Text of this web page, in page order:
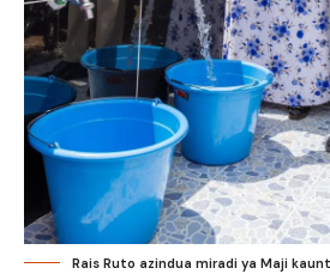
Rais Ruto azindua miradi ya Maji